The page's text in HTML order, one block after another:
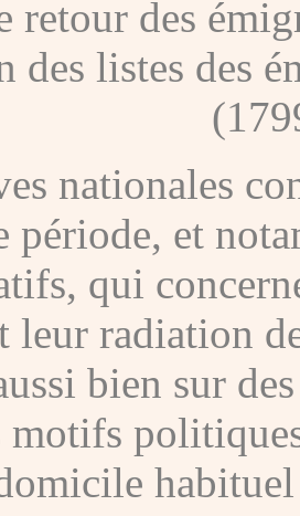
retour des
des listes des
nationales
période, et
qui
leur radiation
bien sur
motifs